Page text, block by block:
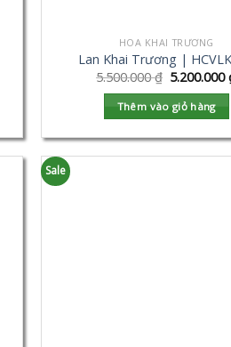
HOA KHAI TRƯƠNG
Lan Khai Trương |
5.500.000₫ 5.200.000
Thêm vào giỏ hàng
Sale